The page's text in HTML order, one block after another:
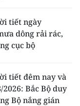
tiết ngày
dông rải rác,
cục bộ
tiết đêm nay và
Bắc Bộ duy
Bộ nắng gián